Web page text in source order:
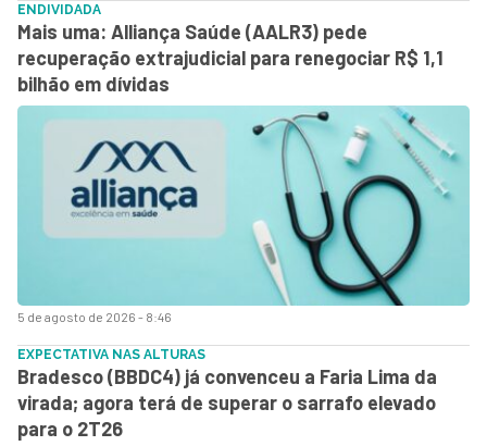
5 de agosto de 2026 - 8:46
ENDIVIDADA
Mais uma: Alliança Saúde (AALR3) pede
recuperação extrajudicial para renegociar R$ 1,1
bilhão em dívidas
EXPECTATIVA NAS ALTURAS
Bradesco (BBDC4) já convenceu a Faria Lima da
virada; agora terá de superar o sarrafo elevado
para o 2T26